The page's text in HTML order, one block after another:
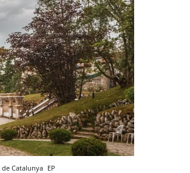
Catalunya EP